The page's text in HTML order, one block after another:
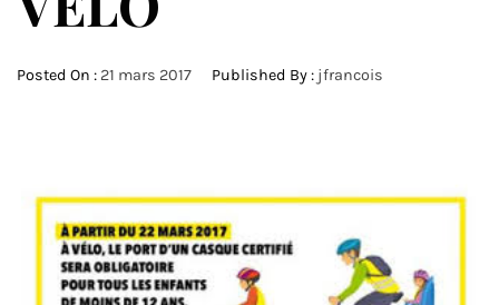
Posted On : 21 mars 2017 Published By : jfrancois